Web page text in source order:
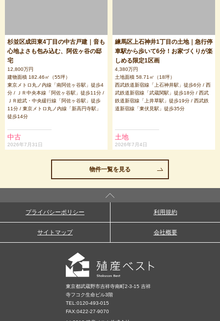
杉並区成田東4丁目の中古戸建｜音も
心地よさも包み込む、阿佐ヶ谷の邸
宅
12,800万円
建物面積 182.46㎡（55坪）
東京メトロ丸ノ内線「南阿佐ヶ谷駅」徒歩4
分 / ＪＲ中央本線「阿佐ヶ谷駅」徒歩11分 /
ＪＲ総武・中央緩行線「阿佐ヶ谷駅」徒歩
11分 / 東京メトロ丸ノ内線「新高円寺駅」
徒歩14分
中古
2026年7月31日
練馬区上石神井1丁目の土地｜急行停
車駅から歩いて6分！お家づくりが楽
しめる限定1区画
4,380万円
土地面積 58.71㎡（18坪）
西武鉄道新宿線「上石神井駅」徒歩6分 / 西
武鉄道新宿線「武蔵関駅」徒歩18分 / 西武
鉄道新宿線「上井草駅」徒歩19分 / 西武鉄
道新宿線「東伏見駅」徒歩35分
土地
2026年7月4日
物件一覧を見る
プライバシーポリシー 利用規約
サイトマップ 会社概要
東京都武蔵野市吉祥寺南町2-3-15 吉祥
寺フコク生命ビル3階
TEL:0120-493-015
FAX:0422-27-9070